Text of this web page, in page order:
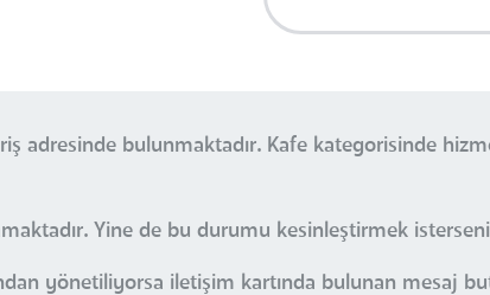
adresinde bulunmaktadır. Kafe kategorisinde
Yine de bu durumu kesinleştirmek
yönetiliyorsa iletişim kartında bulunan mesaj